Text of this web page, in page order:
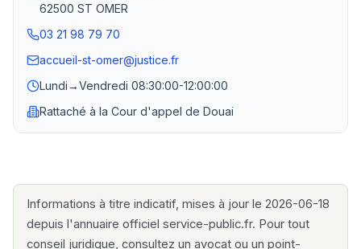
62500 ST OMER
03 21 98 79 70
accueil-st-omer@justice.fr
Lundi→Vendredi 08:30:00-12:00:00
Rattaché à la Cour d'appel de Douai
Informations à titre indicatif, mises à jour le 2026-06-18
depuis l'annuaire officiel service-public.fr. Pour tout
conseil juridique, consultez un avocat ou un point-